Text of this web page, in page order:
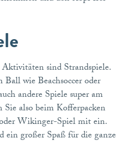
sind Strandspiele.
wie Beachsoccer oder
andere Spiele super am
Sie also beim Kofferpacken
Wikinger-Spiel mit ein.
ein großer Spaß für die ganze